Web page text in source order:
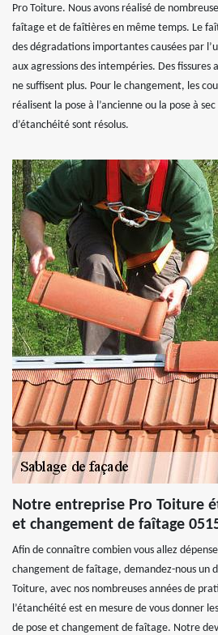
Pro Toiture. Nous avons réalisé de
faîtage et de faîtières en même temps. Le
des dégradations importantes causées par
aux agressions des intempéries. Des
ne suffisent plus. Pour le changement, les
réalisent la pose à l’ancienne ou la pose à
d’étanchéité sont résolus.
Notre entreprise Pro Toiture
et changement de faîtage
Afin de connaître combien vous allez
changement de faîtage, demandez-nous un
Toiture, avec nos nombreuses années de
l’étanchéité est en mesure de vous donner
de pose et changement de faîtage. Notre